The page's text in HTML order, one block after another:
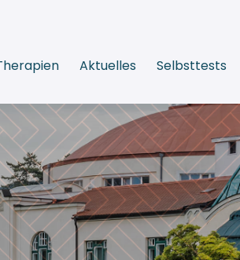
Aktuelles Selbsttests